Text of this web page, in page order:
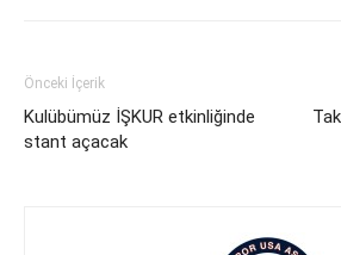
Önceki İçerik
Kulübümüz İŞKUR etkinliğinde
stant açacak